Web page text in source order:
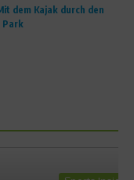
dem Kajak durch den
Park